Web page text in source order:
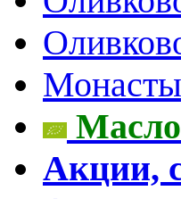
Акции,